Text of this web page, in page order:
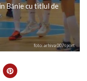
Bănie cu titlul de
foto: arhiva 007sport